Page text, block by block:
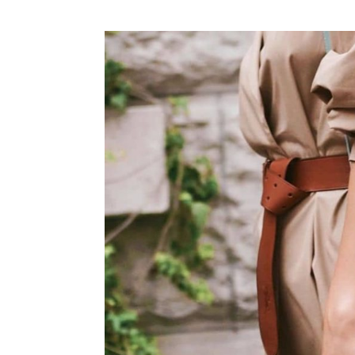
Kommentarnavigation